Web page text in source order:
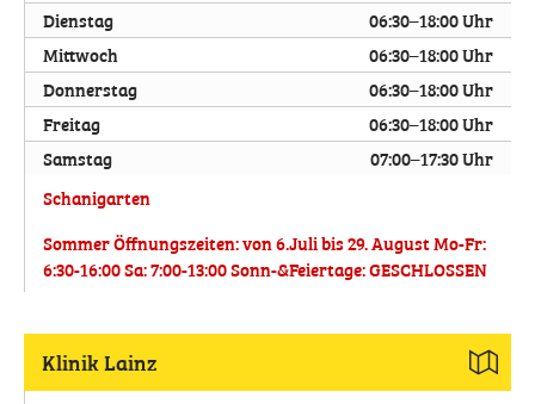
Dienstag
06:30–18:00 Uhr
Mittwoch
06:30–18:00 Uhr
Donnerstag
06:30–18:00 Uhr
Freitag
06:30–18:00 Uhr
Samstag
07:00–17:30 Uhr
Schanigarten
Sommer Öffnungszeiten: von 6.Juli bis 29. August Mo-Fr:
6:30-16:00 Sa: 7:00-13:00 Sonn-&Feiertage: GESCHLOSSEN
Klinik Lainz